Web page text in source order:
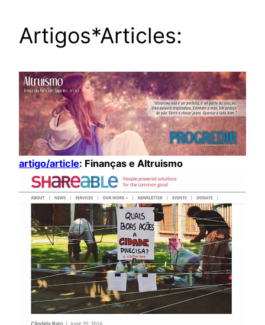
Artigos*Articles:
artigo/article: Finanças e Altruismo